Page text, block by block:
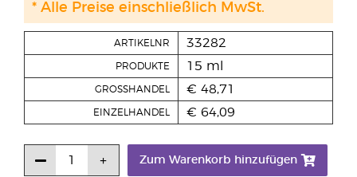
ARTIKELNR 33282
PRODUKTE 15 ml
GROSSHANDEL € 48,71
EINZELHANDEL € 64,09
Zum Warenkorb hinzufügen
* Alle Preise einschließlich MwSt.